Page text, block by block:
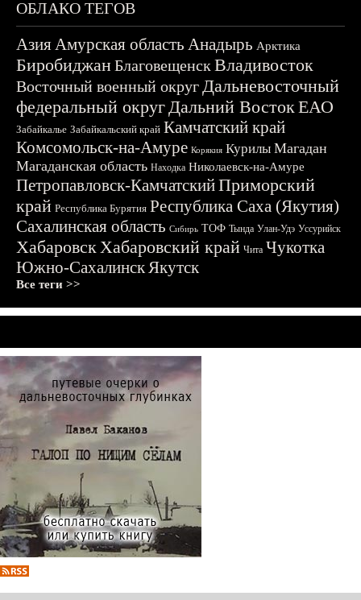
ОБЛАКО ТЕГОВ
АзияАмурская область Анадырь Арктика
БиробиджанБлаговещенскВладивосток
Восточный военный округДальневосточный
федеральный округДальний ВостокЕАО
Забайкалье Забайкальский край Камчатский край
Комсомольск-на-Амуре Корякия Курилы Магадан
Магаданская область Находка Николаевск-на-Амуре
Петропавловск-КамчатскийПриморский
край Республика Бурятия Республика Саха (Якутия)
Сахалинская область Сибирь ТОФ Тында Улан-Удэ Уссурийск
ХабаровскХабаровский край Чита Чукотка
Южно-СахалинскЯкутск
Все теги >>